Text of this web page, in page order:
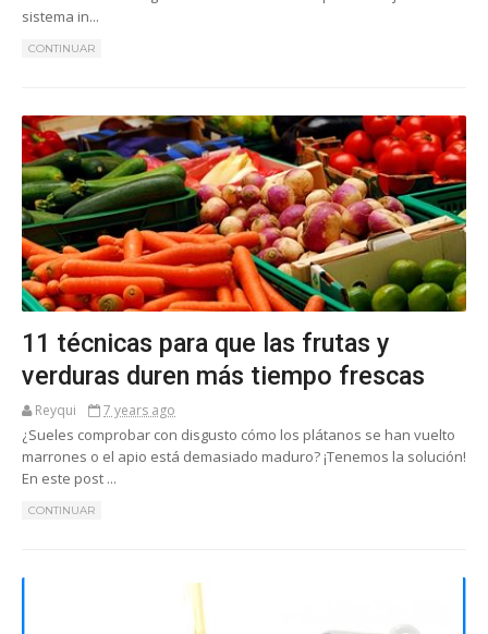
sistema in...
CONTINUAR
11 técnicas para que las frutas y
verduras duren más tiempo frescas
Reyqui 7 years ago
¿Sueles comprobar con disgusto cómo los plátanos se han vuelto
marrones o el apio está demasiado maduro? ¡Tenemos la solución!
En este post ...
CONTINUAR